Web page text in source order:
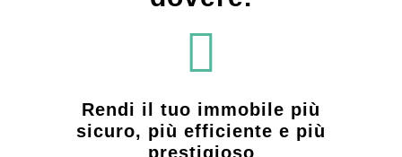
Rendi il tuo immobile più
sicuro, più efficiente e più
prestigioso